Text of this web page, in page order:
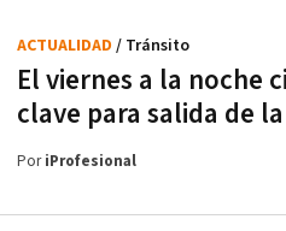
El viernes a la noche
clave para salida de
ACTUALIDAD / Tránsito
PoriProfesional